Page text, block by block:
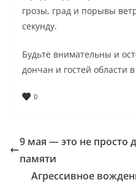
грозы, град и порывы
секунду.
Будьте внимательны и
дончан и гостей области
0
9 мая — это не просто
памяти
Агрессивное